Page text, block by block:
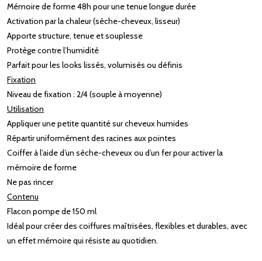
Mémoire de forme 48h pour une tenue longue durée
Activation par la chaleur (sèche-cheveux, lisseur)
Apporte structure, tenue et souplesse
Protège contre l’humidité
Parfait pour les looks lissés, volumisés ou définis
Fixation
Niveau de fixation : 2/4 (souple à moyenne)
Utilisation
Appliquer une petite quantité sur cheveux humides
Répartir uniformément des racines aux pointes
Coiffer à l’aide d’un sèche-cheveux ou d’un fer pour activer la
mémoire de forme
Ne pas rincer
Contenu
Flacon pompe de 150 ml
Idéal pour créer des coiffures maîtrisées, flexibles et durables, avec
un effet mémoire qui résiste au quotidien.